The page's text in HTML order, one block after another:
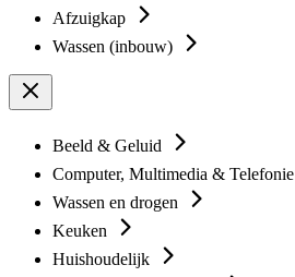
Afzuigkap
Wassen (inbouw)
Beeld & Geluid
Computer, Multimedia & Telefonie
Wassen en drogen
Keuken
Huishoudelijk